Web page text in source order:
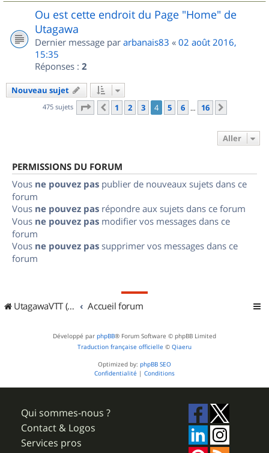
Ou est cette endroit du Page "Home" de
Utagawa
Dernier message par arbanais83 « 02 août 2016,
15:35
Réponses : 2
Nouveau sujet
475 sujets Page 4sur16
Précédent
1 2 3 4 5 6 … 16
Aller
PERMISSIONS DU FORUM
Vous ne pouvez pas publier de nouveaux sujets dans ce
forum
Vous ne pouvez pas répondre aux sujets dans ce forum
Vous ne pouvez pas modifier vos messages dans ce
forum
Vous ne pouvez pas supprimer vos messages dans ce
forum
UtagawaVTT (Randos VTT et VTTAE avec traces GPS) Accueil forum
Développé par phpBB® Forum Software © phpBB Limited
Traduction française officielle © Qiaeru
Optimized by: phpBB SEO
Confidentialité | Conditions
Qui sommes-nous ?
Contact & Logos
Services pros